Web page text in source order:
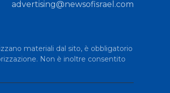
advertising@newsofisrael.com
materiali dal sito, è obbligatorio
Non è inoltre consentito